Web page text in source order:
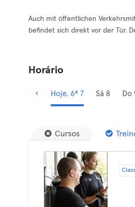
Auch mit öffentlichen
befindet sich direkt vor der Tür.
Horário
Hoje, 6ª 7 Sá 8 Do
Cursos